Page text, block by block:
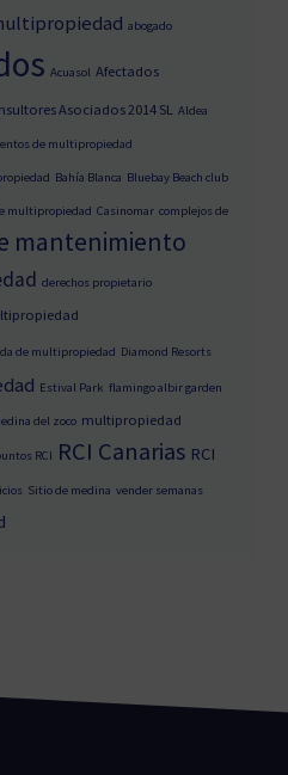
abogado
Acuasol Afectados
Asociados 2014 SL Aldea
de multipropiedad
Bahía Blanca Bluebay Beach club
multipropiedad Casinomar complejos de
mantenimiento
derechos propietario
de multipropiedad Diamond Resorts
Estival Park flamingo albir garden
del zoco multipropiedad
RCI RCI Canarias RCI
Sitio de medina vender semanas